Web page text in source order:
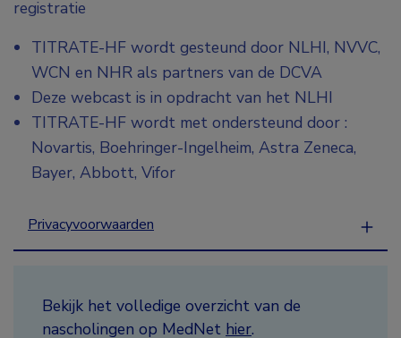
registratie
TITRATE-HF wordt gesteund door NLHI, NVVC,
WCN en NHR als partners van de DCVA
Deze webcast is in opdracht van het NLHI
TITRATE-HF wordt met ondersteund door :
Novartis, Boehringer-Ingelheim, Astra Zeneca,
Bayer, Abbott, Vifor
Privacyvoorwaarden
Bekijk het volledige overzicht van de
nascholingen op MedNet hier.